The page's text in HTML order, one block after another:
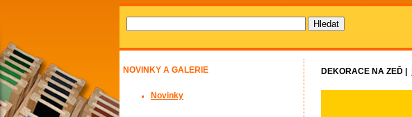
DEKORACE NA ZEĎ |
NOVINKY A GALERIE
Novinky